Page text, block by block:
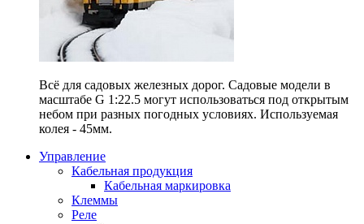
Всё для садовых железных дорог. Садовые модели в
масштабе G 1:22.5 могут использоваться под открытым
небом при разных погодных условиях. Используемая
колея - 45мм.
Управление
Кабельная продукция
Кабельная маркировка
Клеммы
Реле